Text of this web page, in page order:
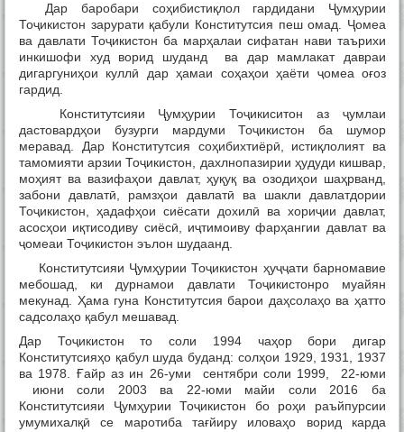
Дар баробари соҳибистиқлол гардидани Ҷумҳурии
Тоҷикистон зарурати қабули Конститутсия пеш омад. Ҷомеа
ва давлати Тоҷикистон ба марҳалаи сифатан нави таърихи
инкишофи худ ворид шуданд ва дар мамлакат давраи
дигаргуниҳои куллӣ дар ҳамаи соҳаҳои ҳаёти ҷомеа оғоз
гардид.
Конститутсияи Ҷумҳурии Тоҷикиситон аз ҷумлаи
дастовардҳои бузурги мардуми Тоҷикистон ба шумор
меравад. Дар Конститутсия соҳибихтиёрӣ, истиқлолият ва
тамомияти арзии Тоҷикистон, дахлнопазирии ҳудуди кишвар,
моҳият ва вазифаҳои давлат, ҳуқуқ ва озодиҳои шаҳрванд,
забони давлатӣ, рамзҳои давлатӣ ва шакли давлатдории
Тоҷикистон, ҳадафҳои сиёсати дохилӣ ва хориҷии давлат,
асосҳои иқтисодиву сиёсӣ, иҷтимоиву фарҳангии давлат ва
ҷомеаи Тоҷикистон эълон шудаанд.
Конститутсияи Ҷумҳурии Тоҷикистон ҳуҷҷати барномавие
мебошад, ки дурнамои давлати Тоҷикистонро муайян
мекунад. Ҳама гуна Конститутсия барои даҳсолаҳо ва ҳатто
садсолаҳо қабул мешавад.
Дар Тоҷикистон то соли 1994 чаҳор бори дигар
Конститутсияҳо қабул шуда буданд: солҳои 1929, 1931, 1937
ва 1978. Ғайр аз ин 26-уми сентябри соли 1999, 22-юми
июни соли 2003 ва 22-юми майи соли 2016 ба
Конститутсияи Ҷумҳурии Тоҷикистон бо роҳи раъйпурсии
умумихалқӣ се маротиба тағйиру иловаҳо ворид карда